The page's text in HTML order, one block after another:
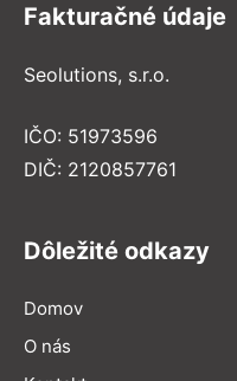
Fakturačné údaje
Seolutions, s.r.o.
IČO: 51973596
DIČ: 2120857761
Dôležité odkazy
Domov
O nás